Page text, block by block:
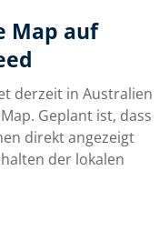
Map auf
derzeit in Australien
Geplant ist, dass
direkt angezeigt
der lokalen